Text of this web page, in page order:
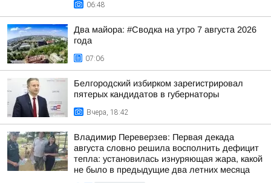
06:48
Два майора: #Сводка на утро 7 августа 2026
года
07:06
Белгородский избирком зарегистрировал
пятерых кандидатов в губернаторы
Вчера, 18:42
Владимир Переверзев: Первая декада
августа словно решила восполнить дефицит
тепла: установилась изнуряющая жара, какой
не было в предыдущие два летних месяца